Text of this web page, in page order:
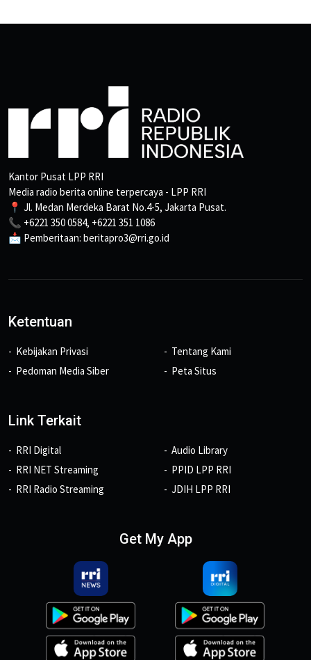
Kantor Pusat LPP RRI
Media radio berita online terpercaya - LPP RRI
📍 Jl. Medan Merdeka Barat No.4-5, Jakarta Pusat.
📞 +6221 350 0584, +6221 351 1086
📩 Pemberitaan: beritapro3@rri.go.id
Ketentuan
Kebijakan Privasi
Pedoman Media Siber
Tentang Kami
Peta Situs
Link Terkait
RRI Digital
RRI NET Streaming
RRI Radio Streaming
Audio Library
PPID LPP RRI
JDIH LPP RRI
Get My App